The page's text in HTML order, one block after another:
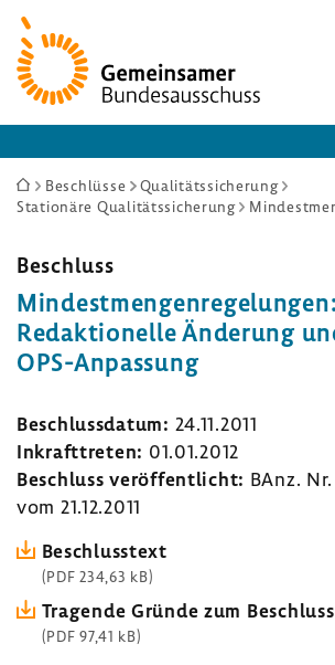
Zur
Startseite
Sie
sind
Beschlüsse
Qualitätssicherung
Stationäre Qualitätssicherung
Beschluss
Mindest­men­gen­re­ge­lungen:
Redak­tio­nelle Ände­rung
OPS-​Anpassung
Beschluss­datum: 24.11.2011
Inkraft­treten: 01.01.2012
Beschluss veröf­fent­licht: BAnz.
vom 21.12.2011
Beschluss­text
(PDF 234,63 kB)
Tragende Gründe zum Beschluss
(PDF 97,41 kB)